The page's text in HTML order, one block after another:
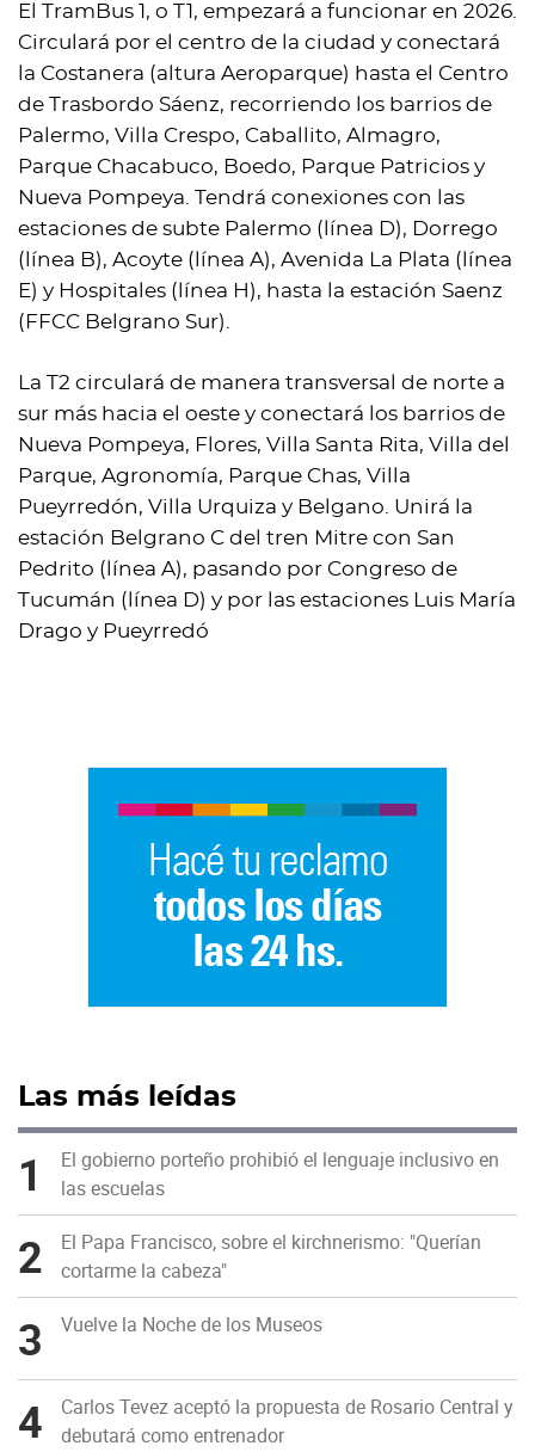
El TramBus 1, o T1, empezará a funcionar en 2026.
Circulará por el centro de la ciudad y conectará
la Costanera (altura Aeroparque) hasta el Centro
de Trasbordo Sáenz, recorriendo los barrios de
Palermo, Villa Crespo, Caballito, Almagro,
Parque Chacabuco, Boedo, Parque Patricios y
Nueva Pompeya. Tendrá conexiones con las
estaciones de subte Palermo (línea D), Dorrego
(línea B), Acoyte (línea A), Avenida La Plata (línea
E) y Hospitales (línea H), hasta la estación Saenz
(FFCC Belgrano Sur).
La T2 circulará de manera transversal de norte a
sur más hacia el oeste y conectará los barrios de
Nueva Pompeya, Flores, Villa Santa Rita, Villa del
Parque, Agronomía, Parque Chas, Villa
Pueyrredón, Villa Urquiza y Belgano. Unirá la
estación Belgrano C del tren Mitre con San
Pedrito (línea A), pasando por Congreso de
Tucumán (línea D) y por las estaciones Luis María
Drago y Pueyrredó
Las más leídas
1
El gobierno porteño prohibió el lenguaje inclusivo en
las escuelas
2
El Papa Francisco, sobre el kirchnerismo: "Querían
cortarme la cabeza"
3 Vuelve la Noche de los Museos
4
Carlos Tevez aceptó la propuesta de Rosario Central y
debutará como entrenador